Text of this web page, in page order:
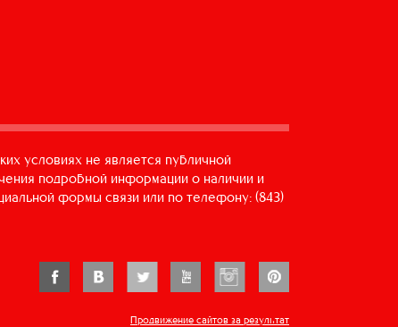
условиях не является публичной
подробной информации о наличии и
формы связи или по телефону: (843)
Продвижение сайтов за результат